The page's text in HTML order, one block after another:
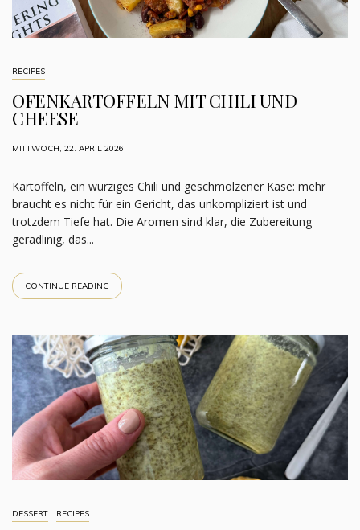
RECIPES
OFENKARTOFFELN MIT CHILI UND
CHEESE
MITTWOCH, 22. APRIL 2026
Kartoffeln, ein würziges Chili und geschmolzener Käse: mehr
braucht es nicht für ein Gericht, das unkompliziert ist und
trotzdem Tiefe hat. Die Aromen sind klar, die Zubereitung
geradlinig, das...
CONTINUE READING
DESSERT RECIPES